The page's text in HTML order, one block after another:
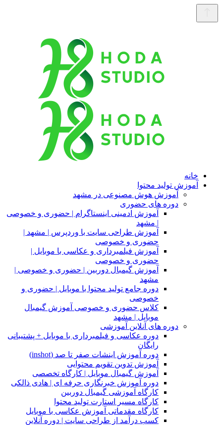
خانه
آموزش تولید محتوا
آموزش هوش مصنوعی در مشهد
دوره های حضوری
آموزش ادمینی اینستاگرام | حضوری و خصوصی
| مشهد
آموزش طراحی سایت با وردپرس | مشهد |
حضوری و خصوصی
آموزش فیلمبرداری و عکاسی با موبایل |
حضوری و خصوصی
آموزش گیمبال دوربین | حضوری و خصوصی |
مشهد
دوره جامع تولید محتوا با موبایل | حضوری و
خصوصی
کلاس حضوری و خصوصی آموزش گیمبال
موبایل | مشهد
دوره های آنلاین آموزشی
دوره عکاسی و فیلمبرداری با موبایل + پشتیبانی
رایگان
دوره آموزش اینشات صفر تا صد (inshot)
آموزش تدوین تقویم محتوایی
آموزش گیمبال موبایل | کارگاه تخصصی
دوره آموزش خبرنگاری حرفه ای | هادی ذالکی
کارگاه آموزشی گیمبال دوربین
کارگاه مسیر استارت تولید محتوا
کارگاه مقدماتی آموزش عکاسی با موبایل
کسب درآمد از طراحی سایت | دوره آنلاین